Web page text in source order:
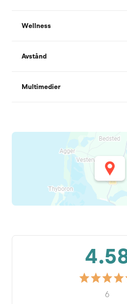
Wellness
Avstånd
Multimedier
6